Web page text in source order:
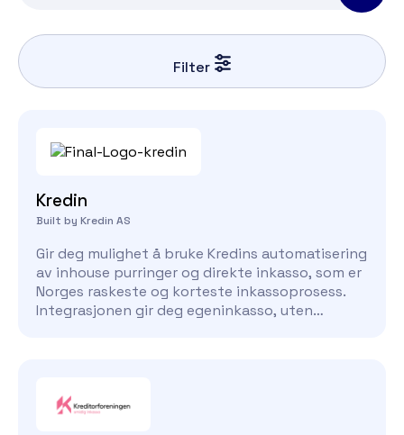
Filter
Kredin
Built by Kredin AS
Gir deg mulighet å bruke Kredins automatisering
av inhouse purringer og direkte inkasso, som er
Norges raskeste og korteste inkassoprosess.
Integrasjonen gir deg egeninkasso, uten